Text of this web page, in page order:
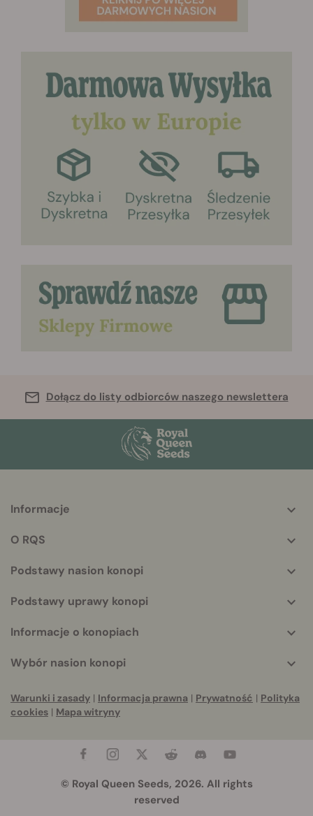
Dołącz do listy odbiorców naszego newslettera
info
Informacje
O RQS
Podstawy nasion konopi
Podstawy uprawy konopi
Informacje o konopiach
Wybór nasion konopi
Warunki i zasady | Informacja prawna | Prywatność | Polityka
cookies | Mapa witryny
© Royal Queen Seeds, 2026. All rights
reserved